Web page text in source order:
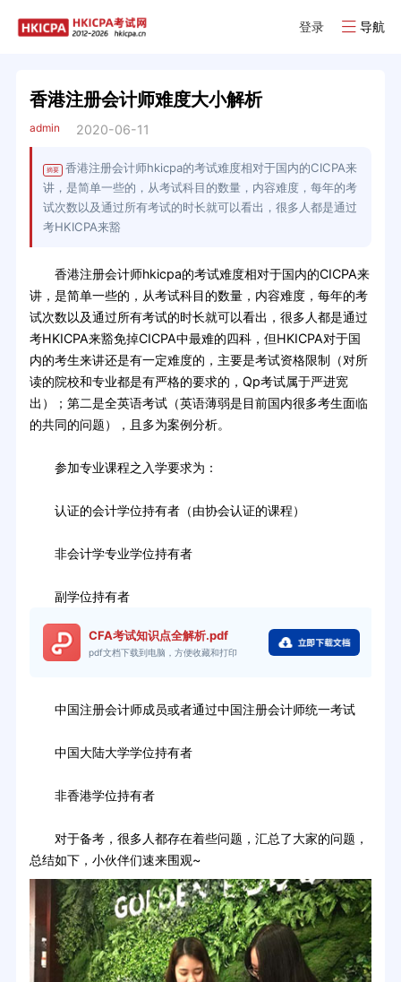
登录 导航
香港注册会计师难度大小解析
admin 2020-06-11
摘要
香港注册会计师hkicpa的考试难度相对于国内的CICPA来
讲，是简单一些的，从考试科目的数量，内容难度，每年的考
试次数以及通过所有考试的时长就可以看出，很多人都是通过
考HKICPA来豁
香港注册会计师hkicpa的考试难度相对于国内的CICPA来
讲，是简单一些的，从考试科目的数量，内容难度，每年的考
试次数以及通过所有考试的时长就可以看出，很多人都是通过
考HKICPA来豁免掉CICPA中最难的四科，但HKICPA对于国
内的考生来讲还是有一定难度的，主要是考试资格限制（对所
读的院校和专业都是有严格的要求的，Qp考试属于严进宽
出）；第二是全英语考试（英语薄弱是目前国内很多考生面临
的共同的问题），且多为案例分析。
参加专业课程之入学要求为：
认证的会计学位持有者（由协会认证的课程）
非会计学专业学位持有者
副学位持有者
CFA考试知识点全解析.pdf
pdf文档下载到电脑，方便收藏和打印
中国注册会计师成员或者通过中国注册会计师统一考试
中国大陆大学学位持有者
非香港学位持有者
对于备考，很多人都存在着些问题，汇总了大家的问题，
总结如下，小伙伴们速来围观~